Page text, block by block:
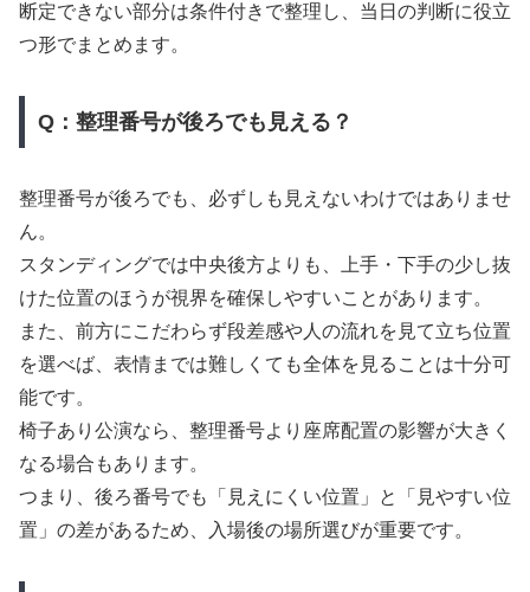
断定できない部分は条件付きで整理し、当日の判断に役立
つ形でまとめます。
Q：整理番号が後ろでも見える？
整理番号が後ろでも、必ずしも見えないわけではありませ
ん。
スタンディングでは中央後方よりも、上手・下手の少し抜
けた位置のほうが視界を確保しやすいことがあります。
また、前方にこだわらず段差感や人の流れを見て立ち位置
を選べば、表情までは難しくても全体を見ることは十分可
能です。
椅子あり公演なら、整理番号より座席配置の影響が大きく
なる場合もあります。
つまり、後ろ番号でも「見えにくい位置」と「見やすい位
置」の差があるため、入場後の場所選びが重要です。